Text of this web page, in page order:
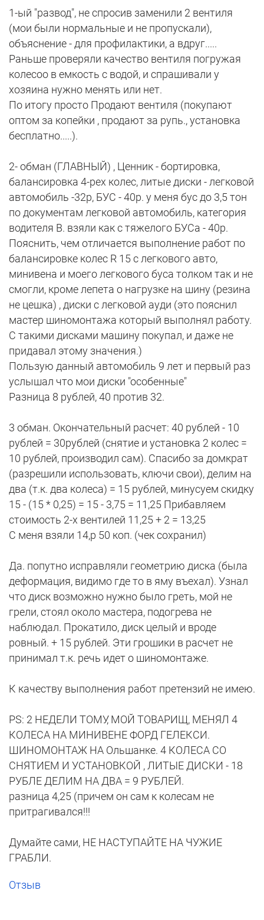
1-ый "развод", не спросив заменили 2 вентиля
(мои были нормальные и не пропускали),
объяснение - для профилактики, а вдруг.....
Раньше проверяли качество вентиля погружая
колесоо в емкость с водой, и спрашивали у
хозяина нужно менять или нет.
По итогу просто Продают вентиля (покупают
оптом за копейки , продают за рупь., установка
бесплатно.....).
2- обман (ГЛАВНЫЙ) , Ценник - бортировка,
балансировка 4-рех колес, литые диски - легковой
автомобиль -32р, БУС - 40р. у меня бус до 3,5 тон
по документам легковой автомобиль, категория
водителя В. взяли как с тяжелого БУСа - 40р.
Пояснить, чем отличается выполнение работ по
балансировке колес R 15 с легкового авто,
минивена и моего легкового буса толком так и не
смогли, кроме лепета о нагрузке на шину (резина
не цешка) , диски с легковой ауди (это пояснил
мастер шиномонтажа который выполнял работу.
С такими дисками машину покупал, и даже не
придавал этому значения.)
Пользую данный автомобиль 9 лет и первый раз
услышал что мои диски "особенные"
Разница 8 рублей, 40 против 32.
3 обман. Окончательный расчет: 40 рублей - 10
рублей = 30рублей (снятие и установка 2 колес =
10 рублей, производил сам). Спасибо за домкрат
(разрешили использовать, ключи свои), делим на
два (т.к. два колеса) = 15 рублей, минусуем скидку
15 - (15 * 0,25) = 15 - 3,75 = 11,25 Прибавляем
стоимость 2-х вентилей 11,25 + 2 = 13,25
С меня взяли 14,р 50 коп. (чек сохранил)
Да. попутно исправляли геометрию диска (была
деформация, видимо где то в яму въехал). Узнал
что диск возможно нужно было греть, мой не
грели, стоял около мастера, подогрева не
наблюдал. Прокатило, диск целый и вроде
ровный. + 15 рублей. Эти грошики в расчет не
принимал т.к. речь идет о шиномонтаже.
К качеству выполнения работ претензий не имею.
РS: 2 НЕДЕЛИ ТОМУ, МОЙ ТОВАРИЩ, МЕНЯЛ 4
КОЛЕСА НА МИНИВЕНЕ ФОРД ГЕЛЕКСИ.
ШИНОМОНТАЖ НА Ольшанке. 4 КОЛЕСА СО
СНЯТИЕМ И УСТАНОВКОЙ , ЛИТЫЕ ДИСКИ - 18
РУБЛЕ ДЕЛИМ НА ДВА = 9 РУБЛЕЙ.
разница 4,25 (причем он сам к колесам не
притрагивался!!!
Думайте сами, НЕ НАСТУПАЙТЕ НА ЧУЖИЕ
ГРАБЛИ.
Отзыв